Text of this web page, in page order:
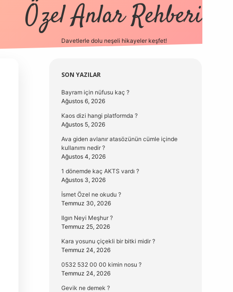
Özel Anlar Rehberi
Davetlerle dolu neşeli hikayeler keşfet!
Sidebar
SON YAZILAR
Bayram için nüfusu kaç ?
Ağustos 6, 2026
Kaos dizi hangi platformda ?
Ağustos 5, 2026
Ava giden avlanır atasözünün cümle içinde
kullanımı nedir ?
Ağustos 4, 2026
1 dönemde kaç AKTS vardı ?
Ağustos 3, 2026
İsmet Özel ne okudu ?
Temmuz 30, 2026
Ilgın Neyi Meşhur ?
Temmuz 25, 2026
Kara yosunu çiçekli bir bitki midir ?
Temmuz 24, 2026
0532 532 00 00 kimin nosu ?
Temmuz 24, 2026
Gevik ne demek ?